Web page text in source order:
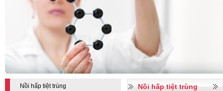
Nồi hấp tiệt trùng Nồi hấp tiệt trùng